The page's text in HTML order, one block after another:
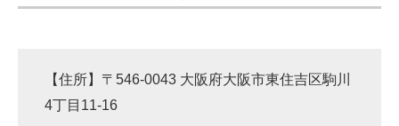
【住所】〒546-0043 大阪府大阪市東住吉区駒川
4丁目11-16